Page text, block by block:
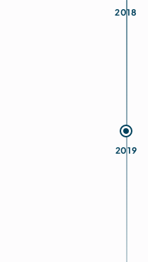
2018
2019